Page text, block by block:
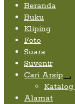
Beranda
Buku
Kliping
Foto
Suara
Suvenir
Cari Arsip
Alamat